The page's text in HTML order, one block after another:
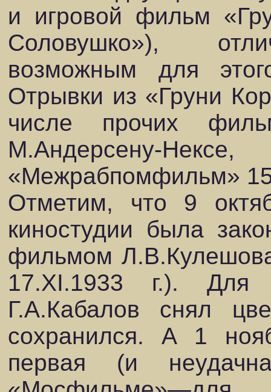
и игровой фильм
Соловушко»),
возможным для
Отрывки из «Груни
числе прочих
М.Андерсену-Нексе,
«Межрабпомфильм» 15
Отметим, что 9
киностудии была
фильмом
17.XI.1933 г.). Для
Г.А.Кабалов снял
сохранился. А 1
первая (и